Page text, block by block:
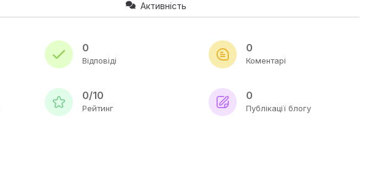
Активність
0
Відповіді
0
Коментарі
0/10
Рейтинг
0
Публікації блогу